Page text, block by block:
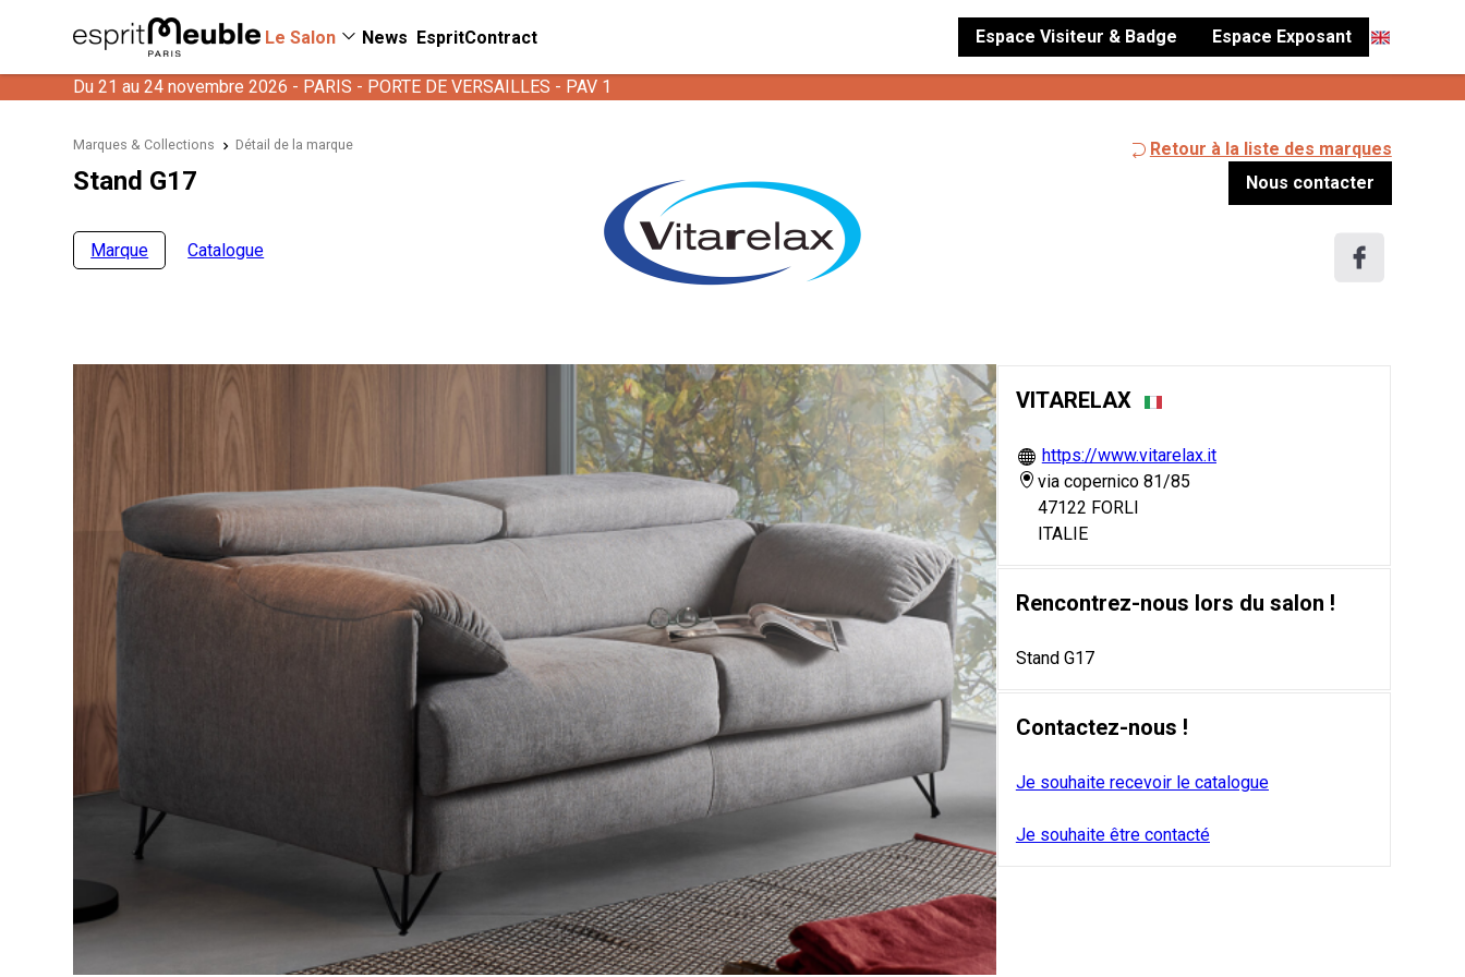
Le Salon News EspritContract Espace Exposant
Espace Visiteur & Badge
Du 21 au 24 novembre 2026 - PARIS - PORTE DE VERSAILLES - PAV 1
Marques & Collections Détail de la marque Retour à la liste des marques
Stand G17
Marque Catalogue
Nous contacter
VITARELAX
https://www.vitarelax.it
via copernico 81/85
47122 FORLI
ITALIE
Rencontrez-nous lors du salon !
Stand G17
Contactez-nous !
Je souhaite recevoir le catalogue
Je souhaite être contacté